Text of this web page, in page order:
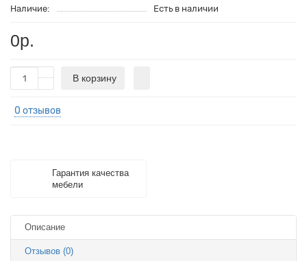
Наличие:
Есть в наличии
0р.
В корзину
0 отзывов
Гарантия качества
мебели
Описание
Отзывов (0)